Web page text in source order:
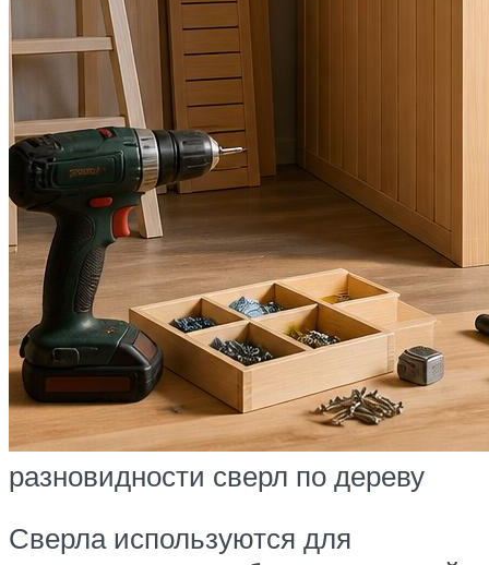
разновидности сверл по дереву
Сверла используются для